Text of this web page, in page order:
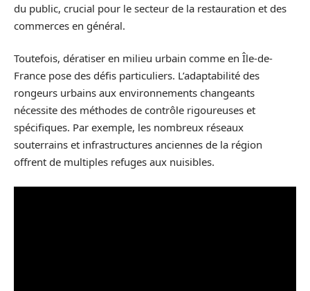
du public, crucial pour le secteur de la restauration et des
commerces en général.
Toutefois, dératiser en milieu urbain comme en Île-de-
France pose des défis particuliers. L’adaptabilité des
rongeurs urbains aux environnements changeants
nécessite des méthodes de contrôle rigoureuses et
spécifiques. Par exemple, les nombreux réseaux
souterrains et infrastructures anciennes de la région
offrent de multiples refuges aux nuisibles.